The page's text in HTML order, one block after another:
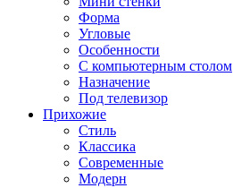
Форма
Угловые
Особенности
С компьютерным столом
Назначение
Под телевизор
Прихожие
Стиль
Классика
Современные
Модерн